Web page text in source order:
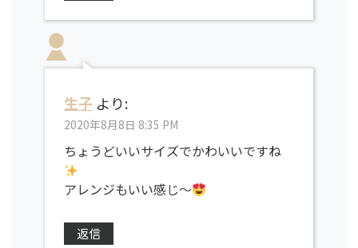
生子 より:
2020年8月8日 8:35 PM
ちょうどいいサイズでかわいいですね
アレンジもいい感じ〜
返信